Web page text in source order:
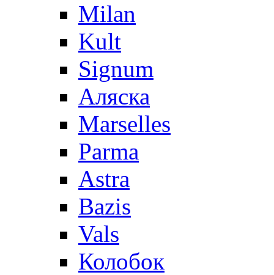
Milan
Kult
Signum
Аляска
Marselles
Parma
Astra
Bazis
Vals
Колобок